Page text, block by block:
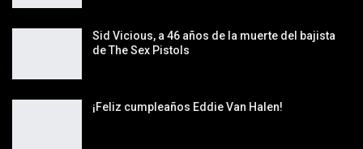
Sid Vicious, a 46 años de la muerte del bajista
de The Sex Pistols
¡Feliz cumpleaños Eddie Van Halen!